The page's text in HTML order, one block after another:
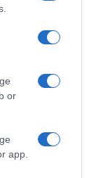
or
app.
választ